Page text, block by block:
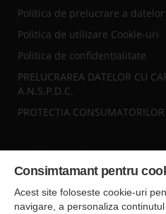
Politica de prelucrare a
Politica de utilizare Cookie-uri
Politica de confidențialitate
PRELUCRAREA DATELOR CU
A.N.S.P.D.C.
PROTECȚIA
Sediul central
Falticeni ( Autogara Romfour )
str. Plutonier Ghiniţă nr.8,
0040374557200
Consimtamant pentru
Acest site foloseste cookie-uri
navigare, a personaliza